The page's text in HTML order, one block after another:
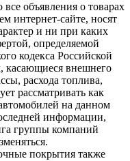
объявления о товарах
интернет-сайте, носят
и ни при каких
определяемой
кодекса Российской
касающиеся внешнего
расхода топлива,
рассматривать как
на данном
информации,
группы компаний
покрытия также